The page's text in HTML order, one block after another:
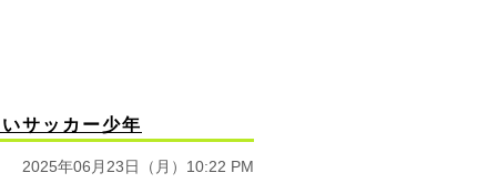
サッカー少年
2025年06月23日（月）10:22 PM